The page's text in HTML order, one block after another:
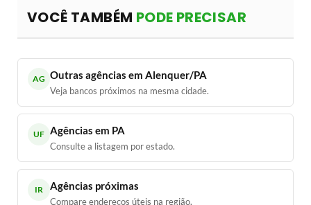
VOCÊ TAMBÉM PODE PRECISAR
AG Outras agências em Alenquer/PA
Veja bancos próximos na mesma cidade.
UF Agências em PA
Consulte a listagem por estado.
IR Agências próximas
Compare endereços úteis na região.